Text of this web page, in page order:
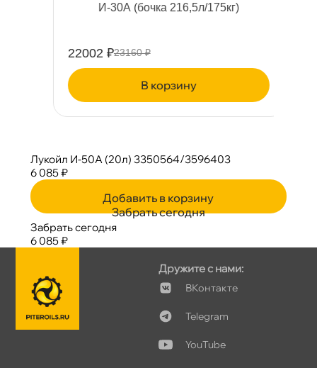
И-30А (бочка 216,5л/175кг)
22002 ₽ 23160 ₽
корзину
Лукойл И-50А (20л) 3350564/3596403
6 085 ₽
Добавить в корзину
Забрать сегодня
Забрать сегодня
6 085 ₽
Дружите с нами:
Контакте
Telegram
YouTube